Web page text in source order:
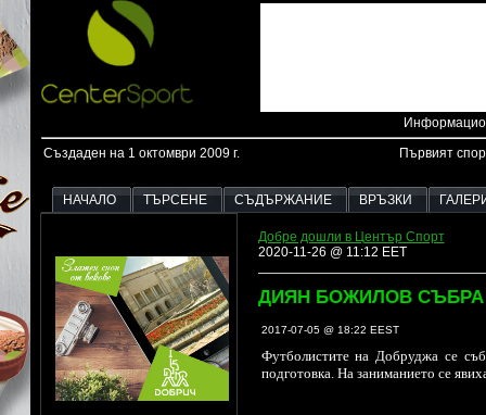
Създаден на 1 октомври 2009 г. Първият
НАЧАЛО ТЪРСЕНЕ СЪДЪРЖАНИЕ ВРЪЗКИ
Добре дошли в Център Спорт
2020-11-26 @ 11:12 EET
ДИЯН БОЖИЛОВ
2017-07-05 @ 18:22 EEST
Футболистите на Добруджа се
подготовка. На заниманието се